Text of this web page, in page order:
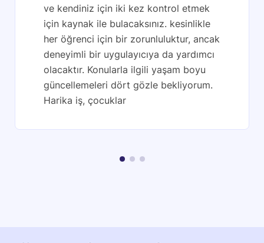
ve kendiniz için iki kez kontrol etmek
için kaynak ile bulacaksınız. kesinlikle
her öğrenci için bir zorunluluktur, ancak
deneyimli bir uygulayıcıya da yardımcı
olacaktır. Konularla ilgili yaşam boyu
güncellemeleri dört gözle bekliyorum.
Harika iş, çocuklar